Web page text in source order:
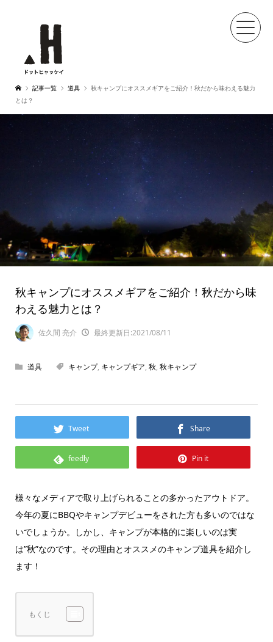
記事一覧 道具
秋キャンプにオススメギアをご紹介！秋だから味わえる魅力
とは？
秋キャンプにオススメギアをご紹介！秋だから味
わえる魅力とは？
佐久間 亮介 最終更新日:2021/08/11
道具 キャンプ, キャンプギア, 秋, 秋キャンプ
Tweet Share
feedly Pin it
様々なメディアで取り上げられることの多かったアウトドア。
今年の夏にBBQやキャンプデビューをされた方も多いのではな
いでしょうか。しかし、キャンプが本格的に楽しいのは実
は”秋”なのです。その理由とオススメのキャンプ道具を紹介し
ます！
もくじ